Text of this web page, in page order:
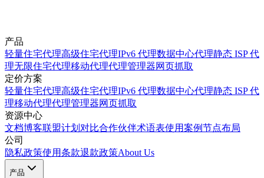
产品
轻量住宅代理高级住宅代理IPv6 代理数据中心代理静态 ISP 代
理无限住宅代理移动代理代理管理器网页抓取
定价方案
轻量住宅代理高级住宅代理IPv6 代理数据中心代理静态 ISP 代
理移动代理代理管理器网页抓取
资源中心
文档博客联盟计划 对比合作伙伴术语表使用案例节点布局
公司
隐私政策使用条款退款政策About Us
产品